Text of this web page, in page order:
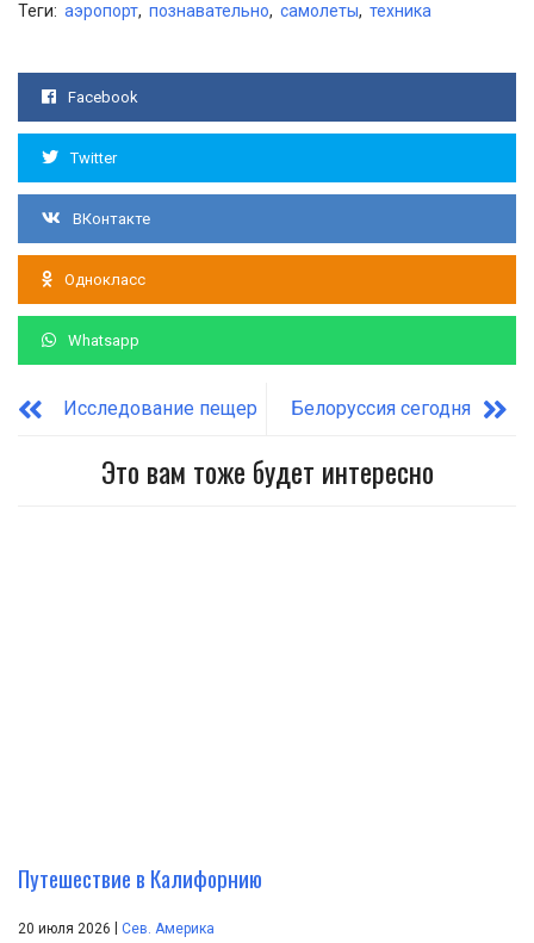
Теги: аэропорт, познавательно, самолеты, техника
Facebook
Twitter
ВКонтакте
Однокласс
Whatsapp
Исследование пещер Белоруссия сегодня
Это вам тоже будет интересно
Путешествие в Калифорнию
20 июля 2026 | Сев. Америка